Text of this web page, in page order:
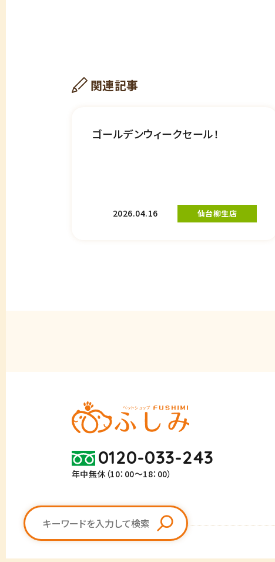
関連記事
ゴールデンウィークセール！
2026.04.16 仙台柳生店
0120-033-243
年中無休（10：00～18：00）